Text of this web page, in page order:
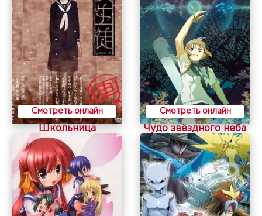
Смотреть онлайн
Школьница
Смотреть онлайн
Чудо звёздного неба